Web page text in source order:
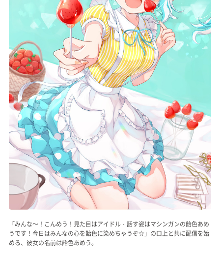
muevoクラウドファンディング
muevoコミュニティ
ぶいクラ！by muevo
FUKAKACHI+
Follow us
Official SNS
「みんな～！こんめう！見た目はアイドル・話す姿はマシンガンの飴色あめ
うです！今日はみんなの心を飴色に染めちゃうぞ☆」の口上と共に配信を始
める、彼女の名前は飴色あめう。